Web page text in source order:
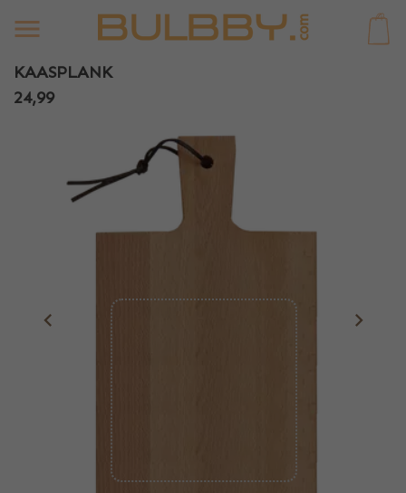
KAASPLANK
24,99